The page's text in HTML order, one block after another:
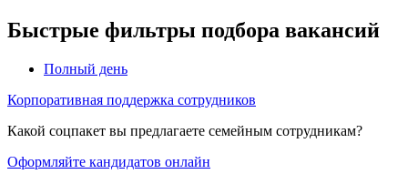
Быстрые фильтры подбора вакансий
Полный день
Корпоративная поддержка сотрудников
Какой соцпакет вы предлагаете семейным сотрудникам?
Оформляйте кандидатов онлайн